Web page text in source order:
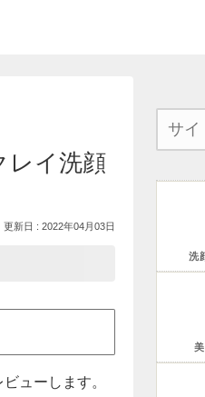
レイ洗顔
2022年04月03日
ューします。
洗